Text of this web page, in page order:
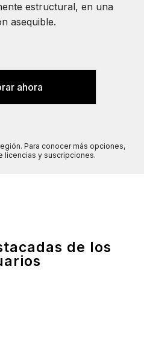
estructural, en una
asequible.
ahora
Para conocer más opciones,
licencias y suscripciones.
de los